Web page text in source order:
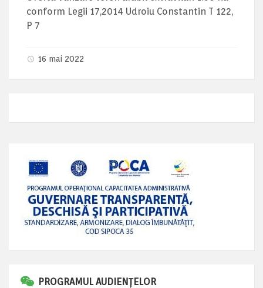
conform Legii 17,2014 Udroiu Constantin T 122,
P 7
16 mai 2022
PROGRAMUL AUDIENȚELOR